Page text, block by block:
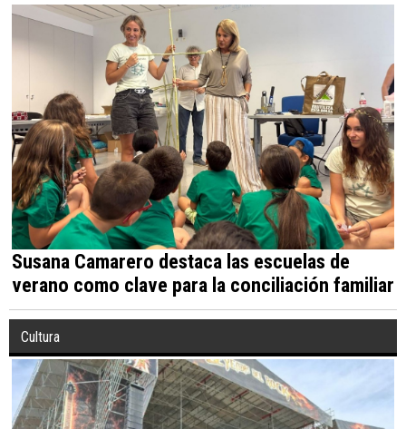
Susana Camarero destaca las escuelas de
verano como clave para la conciliación familiar
Cultura